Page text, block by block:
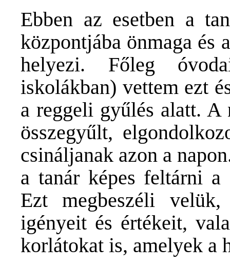
Ebben az esetben a
központjába önmaga és
helyezi. Főleg
iskolákban) vettem ezt
a reggeli gyűlés alatt. A
összegyűlt,
csináljanak azon a
a tanár képes feltárni a
Ezt megbeszéli
igényeit és értékeit,
korlátokat is, amelyek a